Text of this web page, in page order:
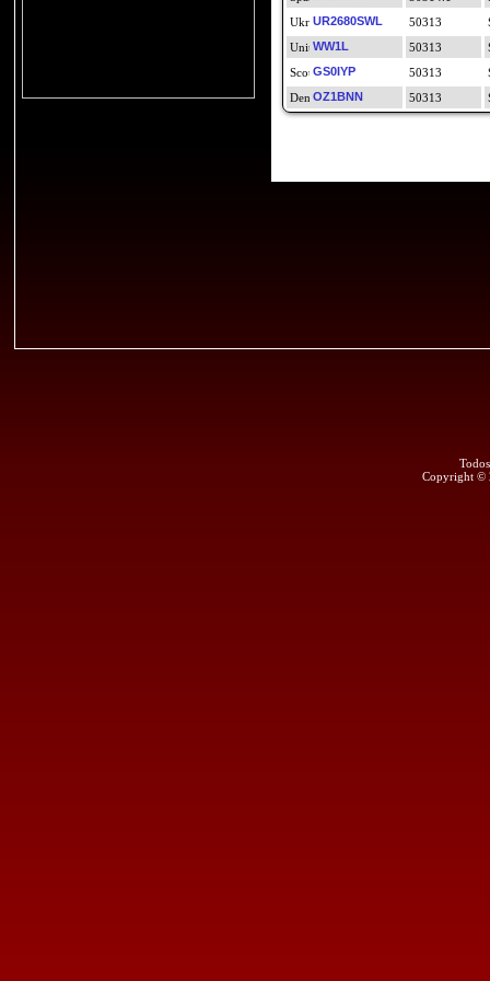
UR2680SWL
50313
WW1L
50313
GS0IYP
50313
OZ1BNN
50313
Copyright ©